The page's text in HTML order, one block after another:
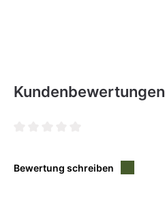
Kundenbewertungen
Bewertung schreiben